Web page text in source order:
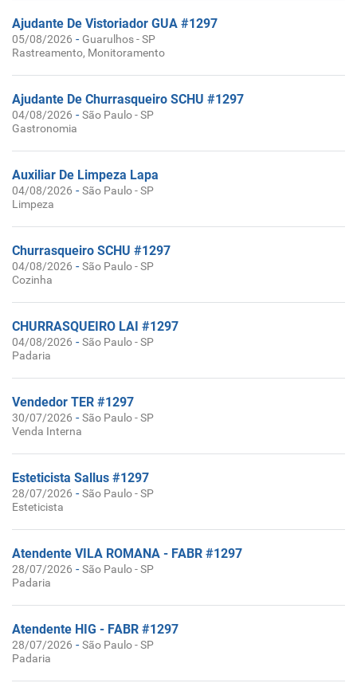
Ajudante De Vistoriador GUA #1297
05/08/2026 - Guarulhos - SP
Rastreamento, Monitoramento
Ajudante De Churrasqueiro SCHU #1297
04/08/2026 -São Paulo - SP
Gastronomia
Auxiliar De Limpeza Lapa
04/08/2026 -São Paulo - SP
Limpeza
Churrasqueiro SCHU #1297
04/08/2026 -São Paulo - SP
Cozinha
CHURRASQUEIRO LAI #1297
04/08/2026 -São Paulo - SP
Padaria
Vendedor TER #1297
30/07/2026 -São Paulo - SP
Venda Interna
Esteticista Sallus #1297
28/07/2026 -São Paulo - SP
Esteticista
Atendente VILA ROMANA - FABR #1297
28/07/2026 -São Paulo - SP
Padaria
Atendente HIG - FABR #1297
28/07/2026 -São Paulo - SP
Padaria